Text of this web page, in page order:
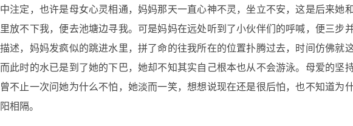
中注定，也许是母女心灵相通，妈妈那天一直心神不灵，坐立不安，这是后来
里放不下我，便去池塘边寻我。可是妈妈在远处听到了小伙伴们的呼喊，便三
描述，妈妈发疯似的跳进水里，拼了命的往我所在的位置扑腾过去，时间仿佛就
而此时的水已是到了她的下巴，她却不知其实自己根本也从不会游泳。母爱的
曾不止一次问她为什么不怕，她淡而一笑，想想说现在还是很后怕，也不知道
阳相隔。